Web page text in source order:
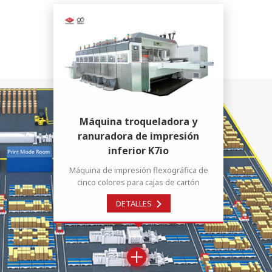
Máquina troqueladora y
ranuradora de impresión
inferior K7io
Máquina de impresión flexográfica de
cinco colores para cajas de cartón
corrugado , impresión tanto interior como
exterior, impresión superior e inferior.
DETALLES